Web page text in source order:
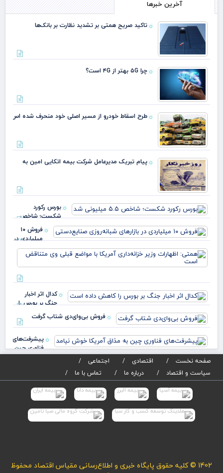
آخرین خبرها
تاکید صریح همتی بر تشدید نظارت بر بانک‌ها
چرا ۵G بهتر از ۴G است؟
طرح اسقاط خودرو از مسیر اصلی خود منحرف شده اس
پیام تبریک مدیرعامل شرکت بیمه اتکایی امین به
بورس رکورد
شکست؛ شاخص
۵.۵ میلیونی شد
فروش ۱۰
میلیاردی در
بازارهای
شبانه‌روزی
صنایع
کدال اثر اخبار
جنگ بر بورس را
کاهش داده است
فروش بی‌وای‌دی شتاب گرفت
پیشرفت‌های
فناوری چین
به مذاق
صفحه نخست اقتصادی
اجتماعی
سیاست و اقتصاد
درباره ما تماس با ما
1402 © کلیه حقوق پایگاه خبری و اطلاع‌رسانی مقیاس اقتصاد محفوظ